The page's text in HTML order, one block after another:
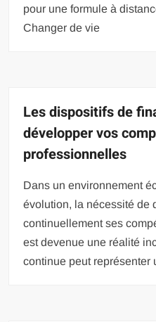
pour une formule à
Changer de vie
Les dispositifs de
développer vos
professionnelles
Dans un environnement
évolution, la nécessité de
continuellement ses
est devenue une réalité
continue peut représenter